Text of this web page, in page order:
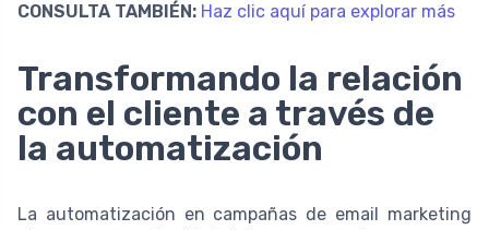
CONSULTA TAMBIÉN: Haz clic aquí para explorar más
Transformando la relación
con el cliente a través de
la automatización
La automatización en campañas de email marketing